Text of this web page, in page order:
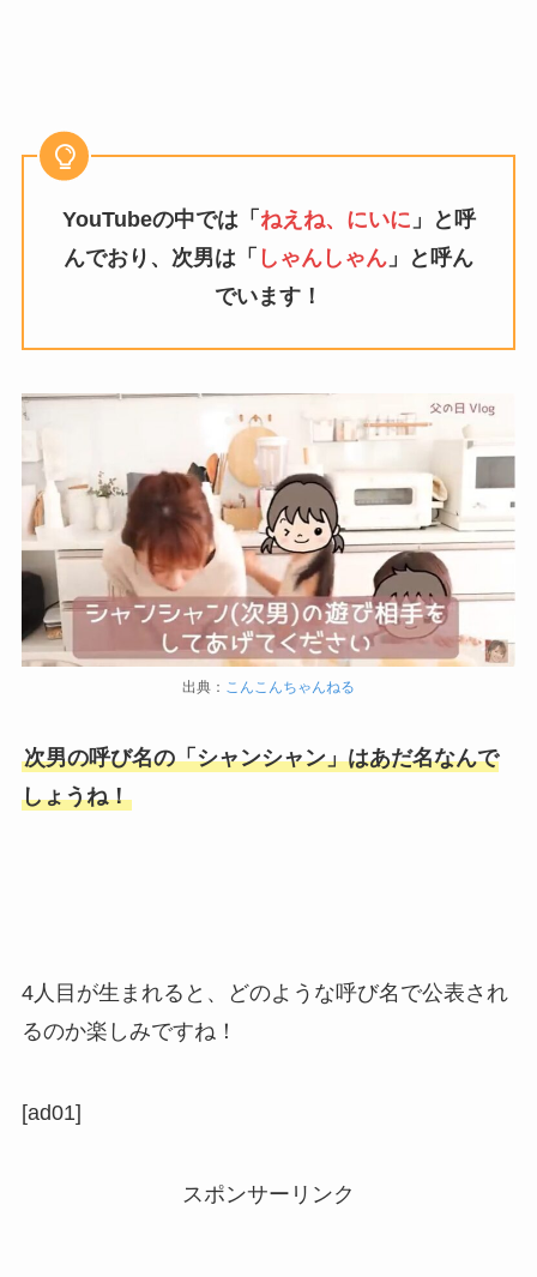
YouTubeの中では「 ねえね、にいに 」と呼
んでおり、次男は「 しゃんしゃん 」と呼ん
でいます！
出典： こんこんちゃんねる
次男の呼び名の「シャンシャン」はあだ名なんで
しょうね！
4人目が生まれると、どのような呼び名で公表され
るのか楽しみですね！
[ad01]
スポンサーリンク